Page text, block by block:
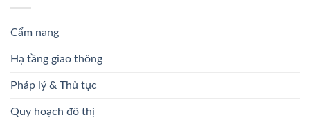
Cẩm nang
Hạ tầng giao thông
Pháp lý & Thủ tục
Quy hoạch đô thị